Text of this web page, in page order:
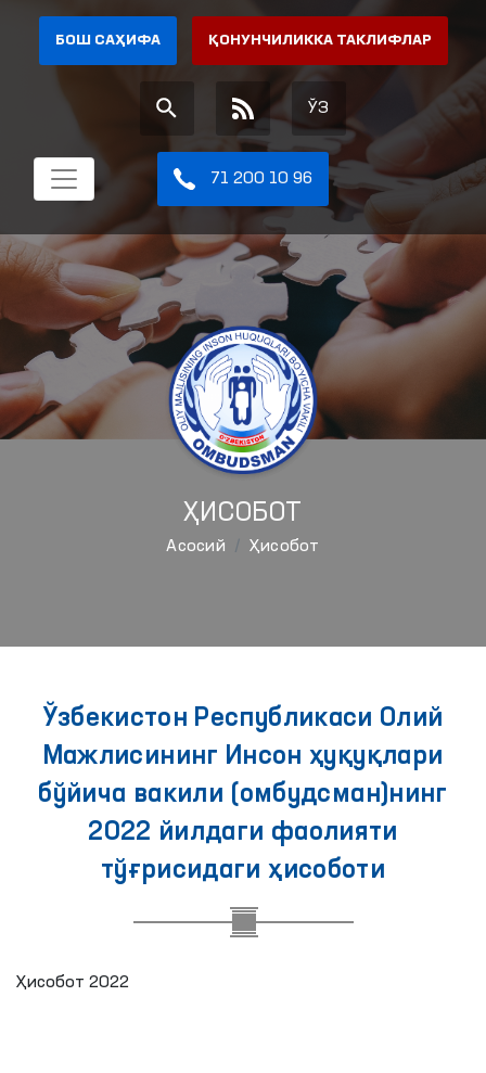
БОШ САҲИФА ҚОНУНЧИЛИККА ТАКЛИФЛАР
ЎЗ
71 200 10 96
ҲИСОБОТ
Aсосий Ҳисобот
Ўзбекистон Республикаси Олий
Мажлисининг Инсон ҳуқуқлари
бўйича вакили (омбудсман)нинг
2022 йилдаги фаолияти
тўғрисидаги ҳисоботи
Ҳисобот 2022